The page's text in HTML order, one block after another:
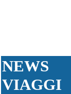
NEWS
VIAGGI